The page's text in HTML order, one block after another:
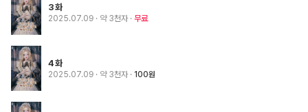
3화
2025.07.09 · 약 3천자 무료
4화
2025.07.09 · 약 3천자 100원